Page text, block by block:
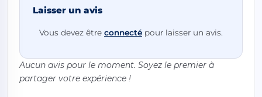
Laisser un avis
Vous devez être connecté pour laisser un avis.
Aucun avis pour le moment. Soyez le premier à
partager votre expérience !